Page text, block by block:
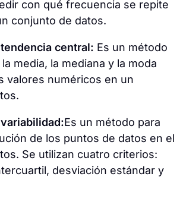
con qué frecuencia se repite
conjunto de datos.
central: Es un método
media, la mediana y la moda
valores numéricos en un
Es un método para
de los puntos de datos en el
Se utilizan cuatro criterios:
desviación estándar y